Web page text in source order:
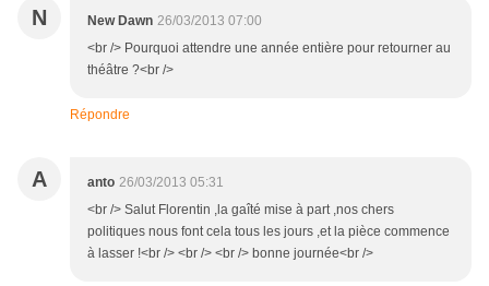
N New Dawn 26/03/2013 07:00
<br /> Pourquoi attendre une année entière pour retourner au
théâtre ?<br />
Répondre
A anto 26/03/2013 05:31
<br /> Salut Florentin ,la gaîté mise à part ,nos chers
politiques nous font cela tous les jours ,et la pièce commence
à lasser !<br /> <br /> <br /> bonne journée<br />